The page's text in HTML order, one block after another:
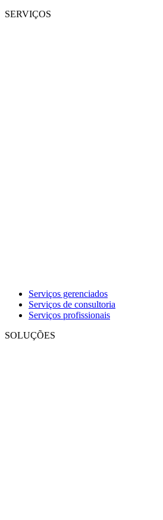
SERVIÇOS
Serviços gerenciados
Serviços de consultoria
Serviços profissionais
SOLUÇÕES